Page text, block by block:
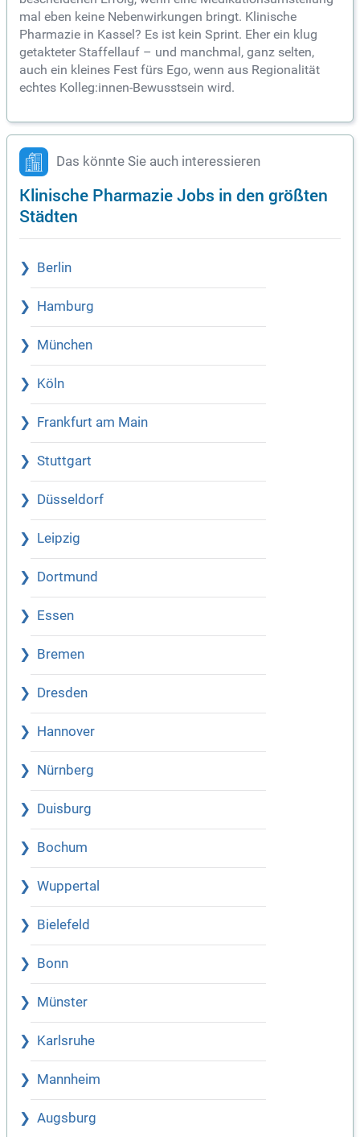
mal eben keine Nebenwirkungen bringt. Klinische
Pharmazie in Kassel? Es ist kein Sprint. Eher ein klug
getakteter Staffellauf – und manchmal, ganz selten,
auch ein kleines Fest fürs Ego, wenn aus Regionalität
echtes Kolleg:innen-Bewusstsein wird.
Das könnte Sie auch interessieren
Klinische Pharmazie Jobs in den größten
Städten
Berlin
Hamburg
München
Köln
Frankfurt am Main
Stuttgart
Düsseldorf
Leipzig
Dortmund
Essen
Bremen
Dresden
Hannover
Nürnberg
Duisburg
Bochum
Wuppertal
Bielefeld
Bonn
Münster
Karlsruhe
Mannheim
Augsburg